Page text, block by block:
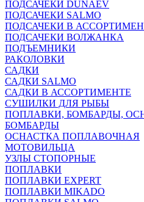
ПОДСАЧЕКИ DUNAEV
ПОДСАЧЕКИ SALMO
ПОДСАЧЕКИ В
ПОДСАЧЕКИ ВОЛЖАНКА
ПОДЪЕМНИКИ
РАКОЛОВКИ
САДКИ
САДКИ SALMO
САДКИ В АССОРТИМЕНТЕ
СУШИЛКИ ДЛЯ РЫБЫ
ПОПЛАВКИ, БОМБАРДЫ,
БОМБАРДЫ
ОСНАСТКА ПОПЛАВОЧНАЯ
МОТОВИЛЬЦА
УЗЛЫ СТОПОРНЫЕ
ПОПЛАВКИ
ПОПЛАВКИ EXPERT
ПОПЛАВКИ MIKADO